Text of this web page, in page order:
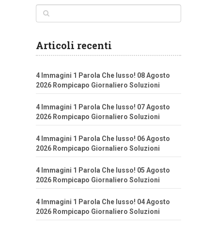
Articoli recenti
4 Immagini 1 Parola Che lusso! 08 Agosto
2026 Rompicapo Giornaliero Soluzioni
4 Immagini 1 Parola Che lusso! 07 Agosto
2026 Rompicapo Giornaliero Soluzioni
4 Immagini 1 Parola Che lusso! 06 Agosto
2026 Rompicapo Giornaliero Soluzioni
4 Immagini 1 Parola Che lusso! 05 Agosto
2026 Rompicapo Giornaliero Soluzioni
4 Immagini 1 Parola Che lusso! 04 Agosto
2026 Rompicapo Giornaliero Soluzioni